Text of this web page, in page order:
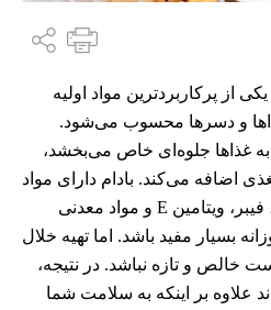
از پرکاربردترین مواد اولیه
و دسرها محسوب می‌شود.
به غذاها جلوه‌ای خاص می‌بخشد،
اضافه می‌کند. بادام دارای مواد
مغذی فراوانی مانند پروتئین، فیبر، ویتامین E و مواد معدنی
بسیار مفید باشد. اما تهیه خلال
خالص و تازه نباشد. در نتیجه،
علاوه بر اینکه به سلامت شما